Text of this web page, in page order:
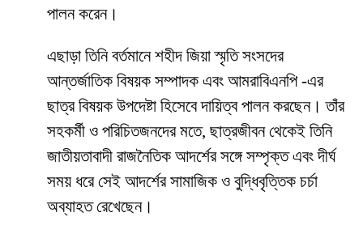
পালন করেন।
এছাড়া তিনি বর্তমানে শহীদ জিয়া স্মৃতি সংসদের
আন্তর্জাতিক বিষয়ক সম্পাদক এবং আমরাবিএনপি -এর
ছাত্র বিষয়ক উপদেষ্টা হিসেবে দায়িত্ব পালন করছেন। তাঁর
সহকর্মী ও পরিচিতজনদের মতে, ছাত্রজীবন থেকেই তিনি
জাতীয়তাবাদী রাজনৈতিক আদর্শের সঙ্গে সম্পৃক্ত এবং দীর্ঘ
সময় ধরে সেই আদর্শের সামাজিক ও বুদ্ধিবৃত্তিক চর্চা
অব্যাহত রেখেছেন।